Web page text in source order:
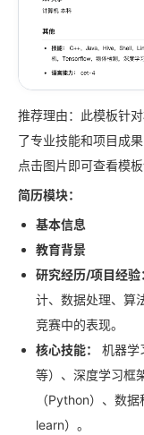
推荐理由：此模板针
了专业技能和项目成
点击图片即可查看模板
简历模块：
基本信息
教育背景
研究经历/项目经验
计、数据处理、算
竞赛中的表现。
核心技能：
机器学
等）、深度学习框
（Python）、数
learn）。